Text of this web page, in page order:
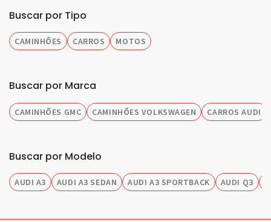
Buscar por Tipo
CAMINHÕES CARROS MOTOS
Buscar por Marca
CAMINHÕES GMC CAMINHÕES VOLKSWAGEN CARROS AUDI
Buscar por Modelo
AUDI A3 AUDI A3 SEDAN AUDI A3 SPORTBACK AUDI Q3